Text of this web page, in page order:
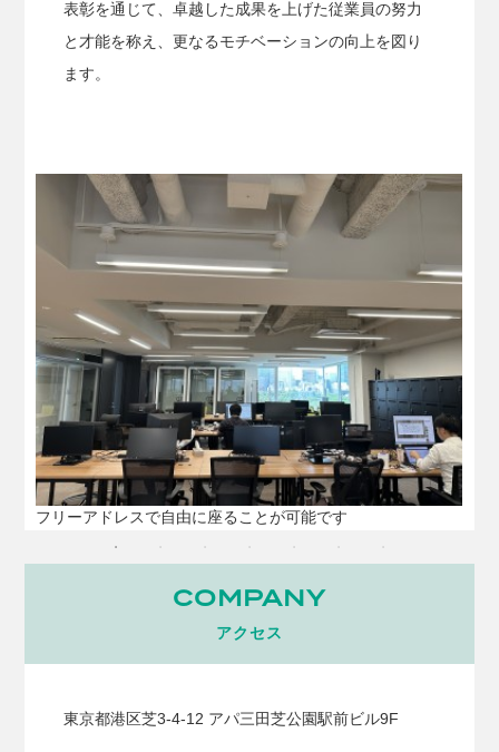
表彰を通じて、卓越した成果を上げた従業員の努力
と才能を称え、更なるモチベーションの向上を図り
ます。
フリーアドレスで自由に座ることが可能です
COMPANY
アクセス
東京都港区芝3-4-12 アパ三田芝公園駅前ビル9F